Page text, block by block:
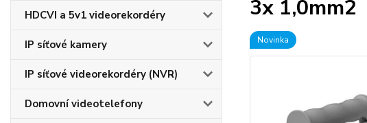
HDCVI a 5v1 videorekordéry
IP síťové kamery
IP síťové videorekordéry (NVR)
Domovní videotelefony
3x 1,0mm2
Novinka